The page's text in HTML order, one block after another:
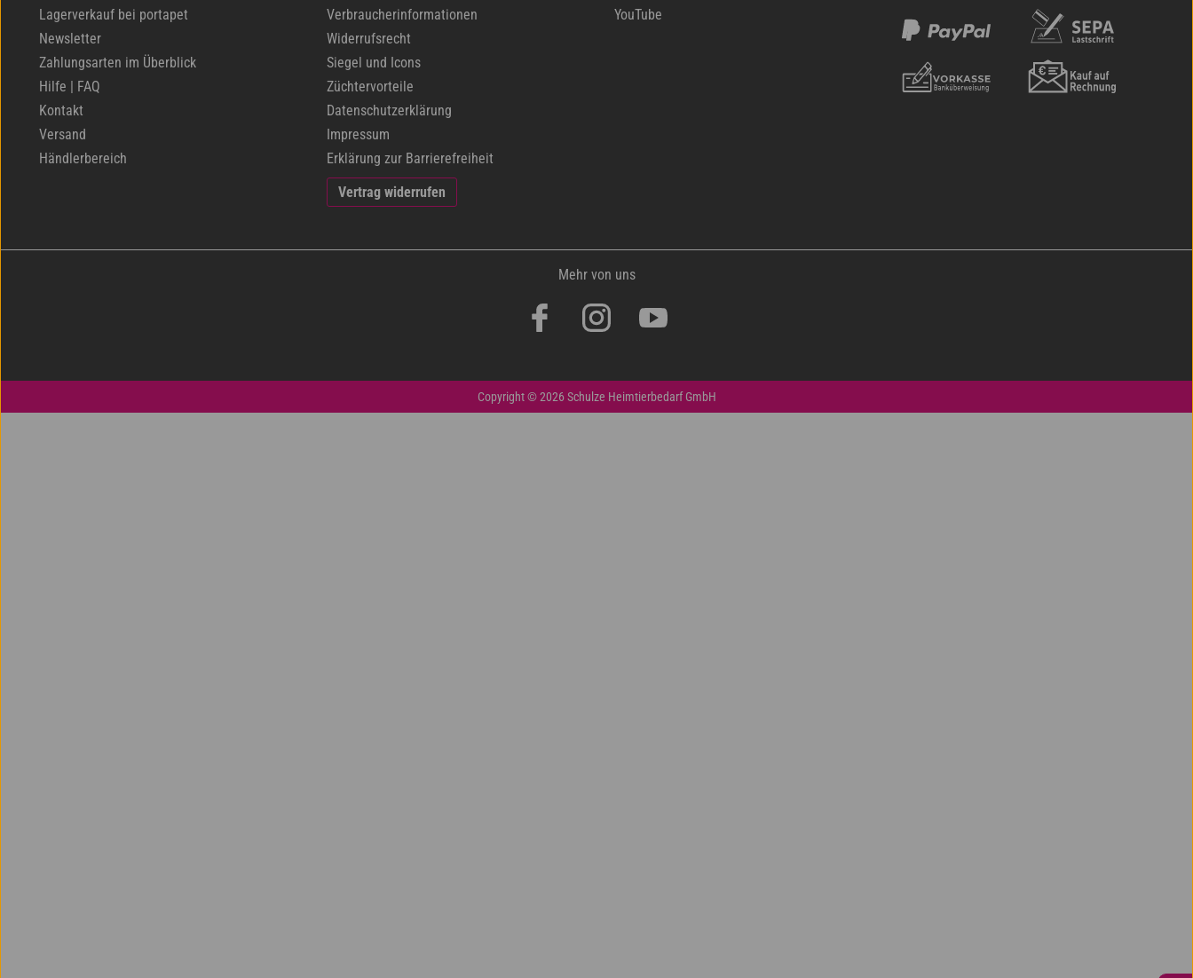
Lagerverkauf bei portapet
Newsletter
Zahlungsarten im Überblick
Hilfe | FAQ
Kontakt
Versand
Händlerbereich
Verbraucherinformationen
Widerrufsrecht
Siegel und Icons
Züchtervorteile
Datenschutzerklärung
Impressum
Erklärung zur Barrierefreiheit
Vertrag widerrufen
YouTube
Mehr von uns
Copyright © 2026 Schulze Heimtierbedarf GmbH